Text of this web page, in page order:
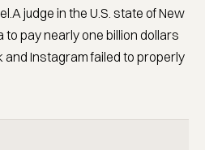
judge in the U.S. state of New
pay nearly one billion dollars
and Instagram failed to properly